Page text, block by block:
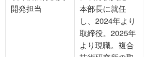
開発担当
本部長に就任
し、2024年より
取締役。2025年
より現職。複合